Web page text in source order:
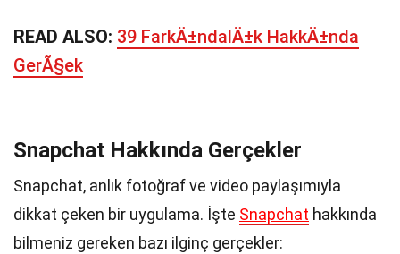
READ ALSO: 39 FarkÄ±ndalÄ±k HakkÄ±nda
GerÃ§ek
Snapchat Hakkında Gerçekler
Snapchat, anlık fotoğraf ve video paylaşımıyla
dikkat çeken bir uygulama. İşte Snapchat hakkında
bilmeniz gereken bazı ilginç gerçekler: